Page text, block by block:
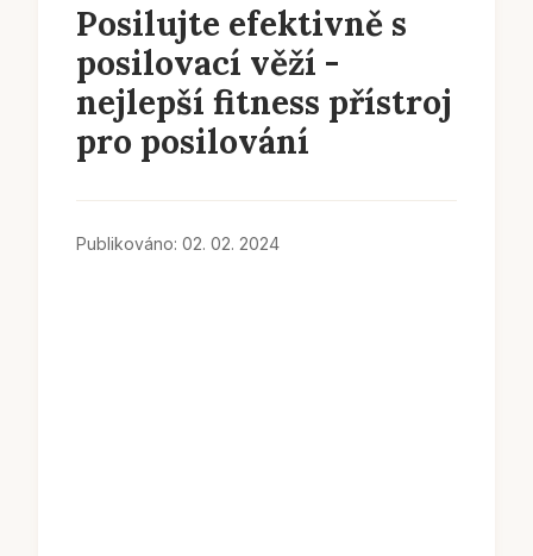
Posilujte efektivně s
posilovací věží -
nejlepší fitness přístroj
pro posilování
Publikováno: 02. 02. 2024